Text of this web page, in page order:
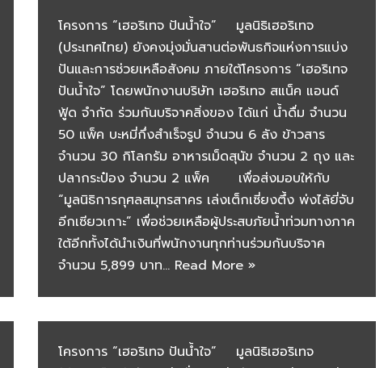
โครงการ “เฮอริเทจ ปันน้ำใจ” มูลนิธิเฮอริเทจ
(ประเทศไทย) ยังคงมุ่งมั่นสานต่อพันธกิจแห่งการแบ่ง
ปันและการช่วยเหลือสังคม ภายใต้โครงการ “เฮอริเทจ
ปันน้ำใจ” โดยพนักงานบริษัท เฮอริเทจ สแน็ค แอนด์
ฟู้ด จํากัด ร่วมกันบริจาคสิ่งของ ได้แก่ น้ำดื่ม จำนวน
50 แพ็ค บะหมี่กึ่งสำเร็จรูป จำนวน 6 ลัง ข้าวสาร
จำนวน 30 กิโลกรัม อาหารเม็ดสุนัข จำนวน 2 ถุง และ
ปลากระป๋อง จำนวน 2 แพ็ค เพื่อส่งมอบให้กับ
“มูลนิธิการกุศลสมุทรสาคร เล่งเต็กเซี่ยงตึ้ง พ่งไล้ยี่จับ
อีกเซียวเกาะ” เพื่อช่วยเหลือผู้ประสบภัยน้ำท่วมทางภาค
ใต้อีกทั้งได้นำเงินที่พนักงานทุกท่านร่วมกันบริจาค
จำนวน 5,899 บาท… Read More »
โครงการ “เฮอริเทจ ปันน้ำใจ” มูลนิธิเฮอริเทจ